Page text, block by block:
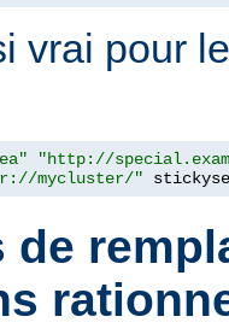
vrai pour
"http://
mycluster/"
de